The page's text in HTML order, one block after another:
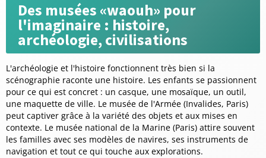
Des musées «waouh» pour
l'imaginaire : histoire,
archéologie, civilisations
L'archéologie et l'histoire fonctionnent très bien si la
scénographie raconte une histoire. Les enfants se passionnent
pour ce qui est concret : un casque, une mosaïque, un outil,
une maquette de ville. Le musée de l'Armée (Invalides, Paris)
peut captiver grâce à la variété des objets et aux mises en
contexte. Le musée national de la Marine (Paris) attire souvent
les familles avec ses modèles de navires, ses instruments de
navigation et tout ce qui touche aux explorations.